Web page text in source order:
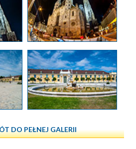
DO PEŁNEJ GALERII